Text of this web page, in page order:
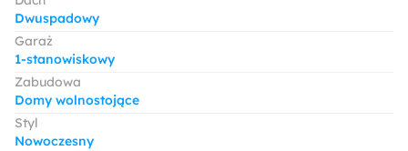
Dwuspadowy
Garaż
1-stanowiskowy
Zabudowa
Domy wolnostojące
Styl
Nowoczesny